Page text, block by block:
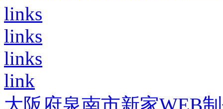
links
links
links
link